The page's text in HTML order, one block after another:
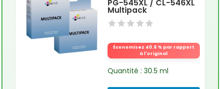
PG-545XL / CL-546XL
Multipack
Économisez 40.6 % par rapport
à l'original
Quantité : 30.5 ml